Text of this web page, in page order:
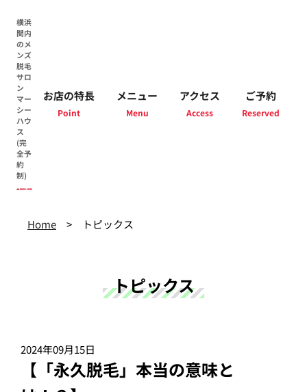
横浜
関内
のメ
ンズ
脱毛
サロ
ン
マー
シー
ハウ
ス
(完
全予
約
制)
お店の特長 メニュー アクセス ご予約
Home トピックス
トピックス
2024年09月15日
【「永久脱毛」本当の意味と